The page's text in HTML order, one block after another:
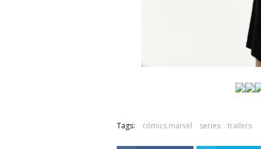
Tags: cómics marvel series trailers